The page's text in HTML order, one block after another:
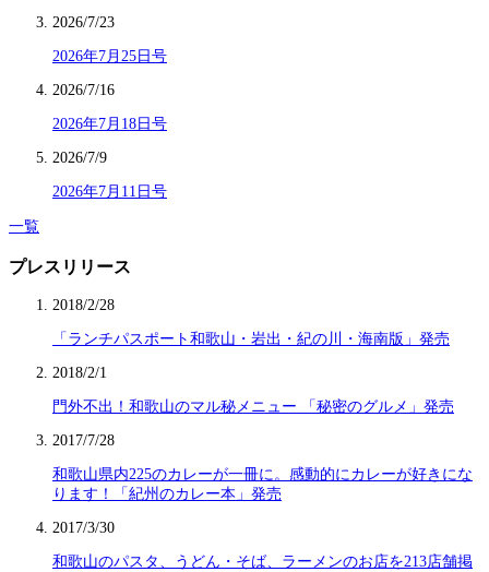
2026/7/23
2026年7月25日号
2026/7/16
2026年7月18日号
2026/7/9
2026年7月11日号
一覧
プレスリリース
2018/2/28
「ランチパスポート和歌山・岩出・紀の川・海南版」発売
2018/2/1
門外不出！和歌山のマル秘メニュー 「秘密のグルメ」発売
2017/7/28
和歌山県内225のカレーが一冊に。感動的にカレーが好きにな
ります！「紀州のカレー本」発売
2017/3/30
和歌山のパスタ、うどん・そば、ラーメンのお店を213店舗掲